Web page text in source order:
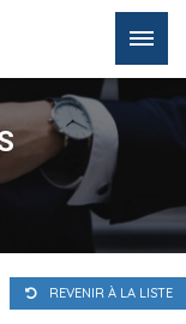
REVENIR À LA LISTE